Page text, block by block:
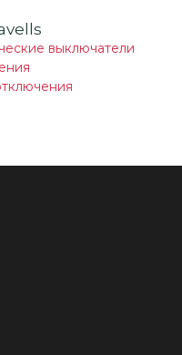
выключатели